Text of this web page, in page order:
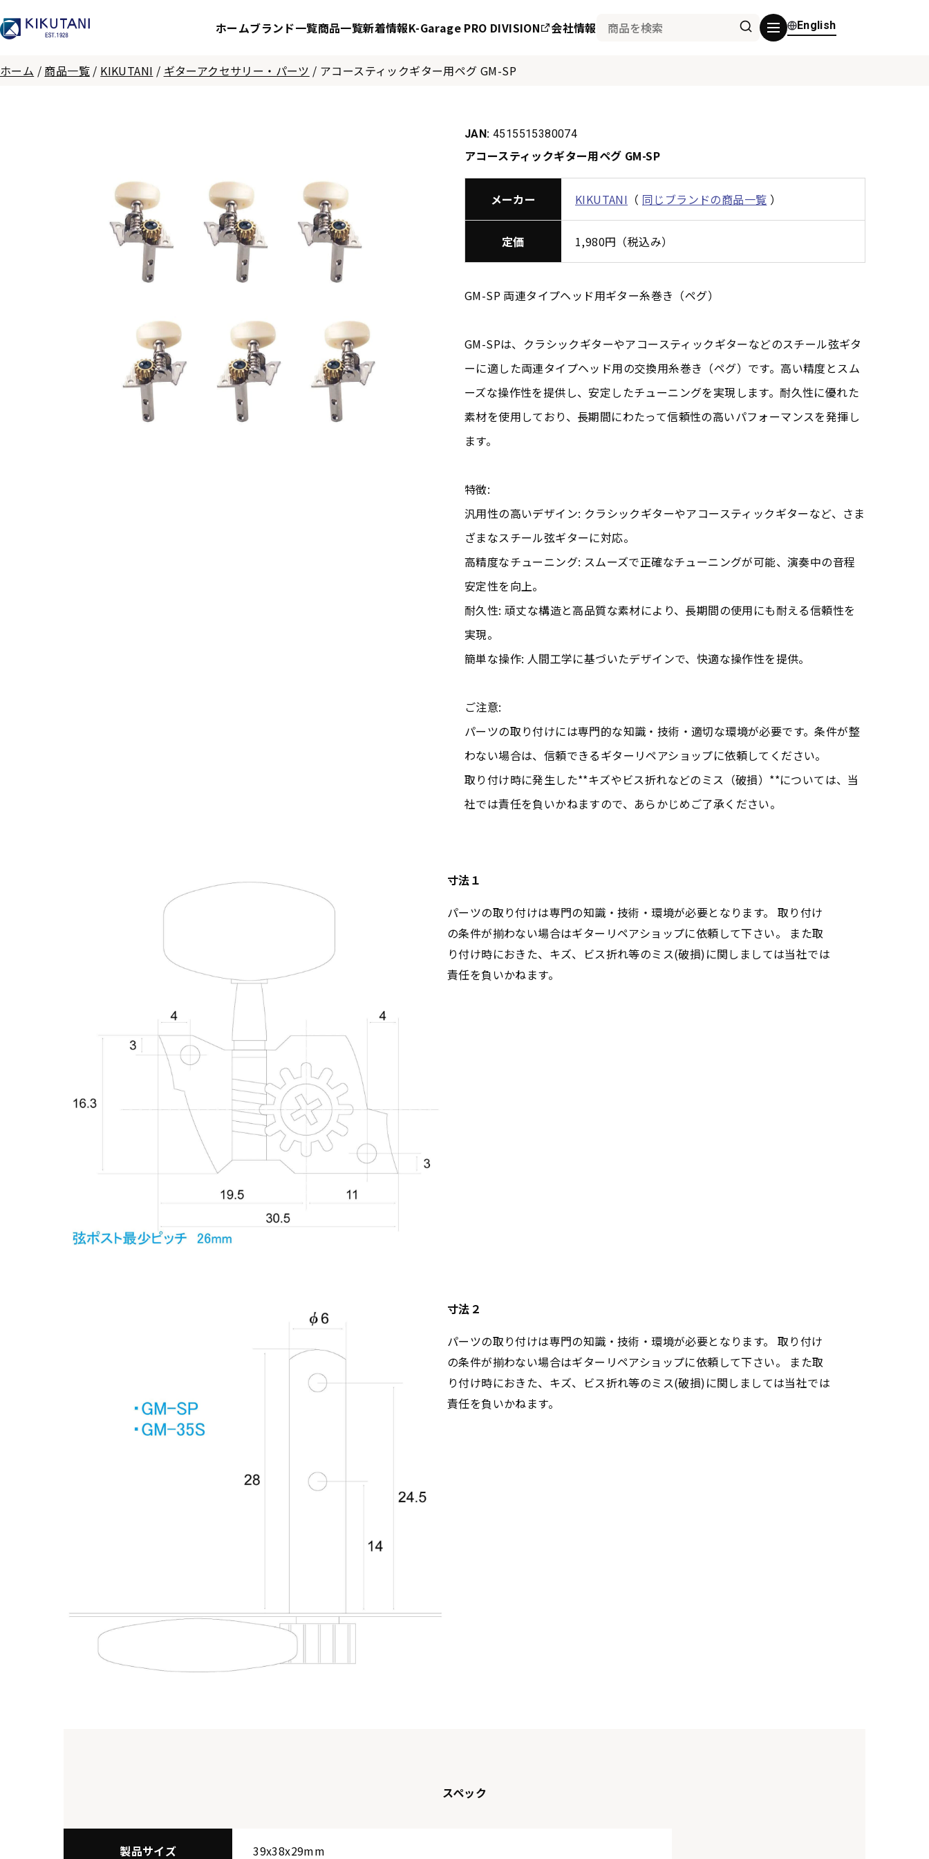
ホームブランド一覧商品一覧新着情報K-Garage PRO DIVISION 会社情報 English
ホーム / 商品一覧 / KIKUTANI / ギターアクセサリー・パーツ / アコースティックギター用ペグ GM-SP
JAN: 4515515380074
アコースティックギター用ペグ GM-SP
メーカー KIKUTANI （ 同じブランドの商品一覧 ）
定価 1,980円（税込み）
GM-SP 両連タイプヘッド用ギター糸巻き（ペグ）
GM-SPは、クラシックギターやアコースティックギターなどのスチール弦ギタ
ーに適した両連タイプヘッド用の交換用糸巻き（ペグ）です。高い精度とスム
ーズな操作性を提供し、安定したチューニングを実現します。耐久性に優れた
素材を使用しており、長期間にわたって信頼性の高いパフォーマンスを発揮し
ます。
特徴:
汎用性の高いデザイン: クラシックギターやアコースティックギターなど、さま
ざまなスチール弦ギターに対応。
高精度なチューニング: スムーズで正確なチューニングが可能、演奏中の音程
安定性を向上。
耐久性: 頑丈な構造と高品質な素材により、長期間の使用にも耐える信頼性を
実現。
簡単な操作: 人間工学に基づいたデザインで、快適な操作性を提供。
ご注意:
パーツの取り付けには専門的な知識・技術・適切な環境が必要です。条件が整
わない場合は、信頼できるギターリペアショップに依頼してください。
取り付け時に発生した**キズやビス折れなどのミス（破損）**については、当
社では責任を負いかねますので、あらかじめご了承ください。
寸法１
パーツの取り付けは専門の知識・技術・環境が必要となります。 取り付け
の条件が揃わない場合はギターリペアショップに依頼して下さい。 また取
り付け時におきた、キズ、ビス折れ等のミス(破損)に関しましては当社では
責任を負いかねます。
寸法２
パーツの取り付けは専門の知識・技術・環境が必要となります。 取り付け
の条件が揃わない場合はギターリペアショップに依頼して下さい。 また取
り付け時におきた、キズ、ビス折れ等のミス(破損)に関しましては当社では
責任を負いかねます。
スペック
製品サイズ 39x38x29mm